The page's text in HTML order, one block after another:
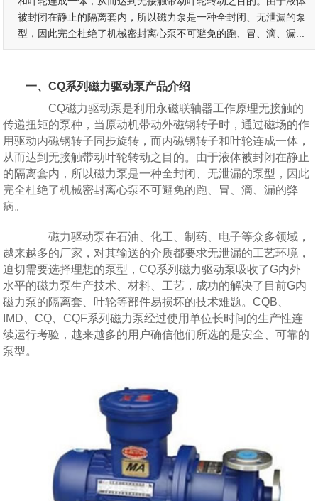
被封闭在静止的隔离套内，所以磁力泵是一种全封闭、无泄漏的泵
型，因此完全杜绝了机械密封离心泵不可避免的跑、冒、滴、漏...
一、CQ系列磁力驱动泵产品介绍
CQ磁力驱动泵是利用永磁联轴器工作原理无接触的
传递扭矩的泵种，当原动机带动外磁钢转子时，通过磁场的作
用驱动内磁钢转子同步旋转，而内磁钢转子和叶轮连成一体，
从而达到无接触带动叶轮转动之目的。由于液体被封闭在静止
的隔离套内，所以磁力泵是一种全封闭、无泄漏的泵型，因此
完全杜绝了机械密封离心泵不可避免的跑、冒、滴、漏的弊
病。
磁力驱动泵在石油、化工、制药、电子等众多领域，
越来越多的厂家，对其输送的介质都要求无泄漏的工艺环境，
迫切需要选择理想的泵型，CQ系列磁力驱动泵吸收了G内外
水平的磁力泵生产技术、材料、工艺，成功的解决了目前G内
磁力泵的隔离套、叶轮等部件易损坏的技术难题。CQB、
IMD、CQ、CQF系列磁力泵经过使用单位长时间的生产性连
续运行考验，越来越多的用户确信他们所选的是安全、可靠的
泵型。